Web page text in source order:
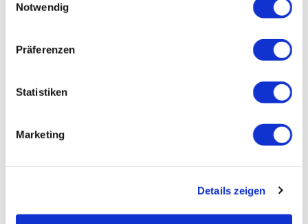
Notwendig
Präferenzen
Statistiken
Marketing
Details zeigen
Parken
Öffentliche Verkehrsmittel
Karten
Weitere Informationen
Wegbelag